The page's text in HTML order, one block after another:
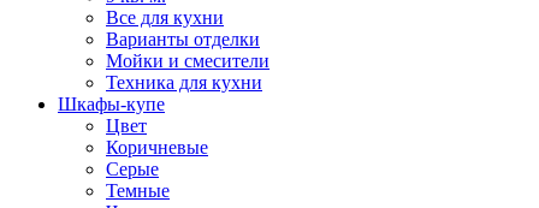
Все для кухни
Варианты отделки
Мойки и смесители
Техника для кухни
Шкафы-купе
Цвет
Коричневые
Серые
Темные